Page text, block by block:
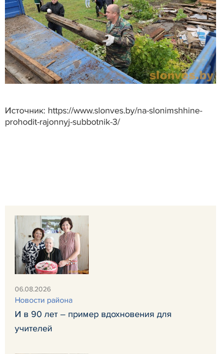
Источник: https://www.slonves.by/na-slonimshhine-
prohodit-rajonnyj-subbotnik-3/
06.08.2026
Новости района
И в 90 лет – пример вдохновения для
учителей